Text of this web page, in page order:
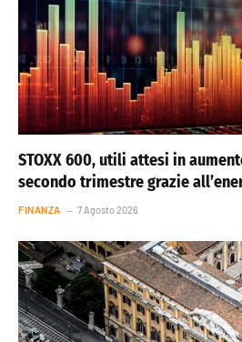
STOXX 600, utili attesi in
secondo trimestre grazie
FINANZA 7 Agosto 2026